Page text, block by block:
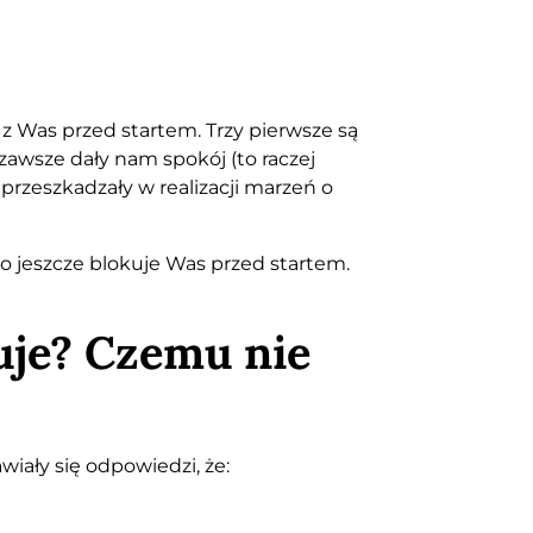
Was przed startem. Trzy pierwsze są
dały nam spokój (to raczej
w realizacji marzeń o
jeszcze blokuje Was przed startem.
Czemu nie
się odpowiedzi, że: